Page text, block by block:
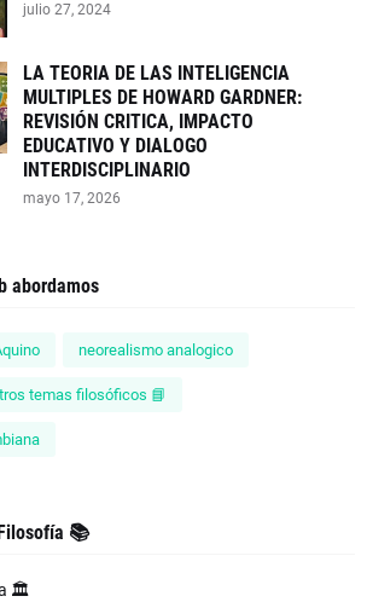
julio 27, 2024
LA TEORIA DE LAS INTELIGENCIA
MULTIPLES DE HOWARD GARDNER:
REVISIÓN CRITICA, IMPACTO
EDUCATIVO Y DIALOGO
INTERDISCIPLINARIO
mayo 17, 2026
abordamos
neorealismo analogico
temas filosóficos 📘
📚
🏛️